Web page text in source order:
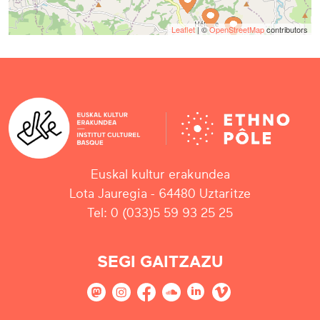
Leaflet| ©OpenStreetMapcontributors
Euskal kultur erakundea
Lota Jauregia - 64480 Uztaritze
Tel: 0 (033)5 59 93 25 25
SEGI GAITZAZU